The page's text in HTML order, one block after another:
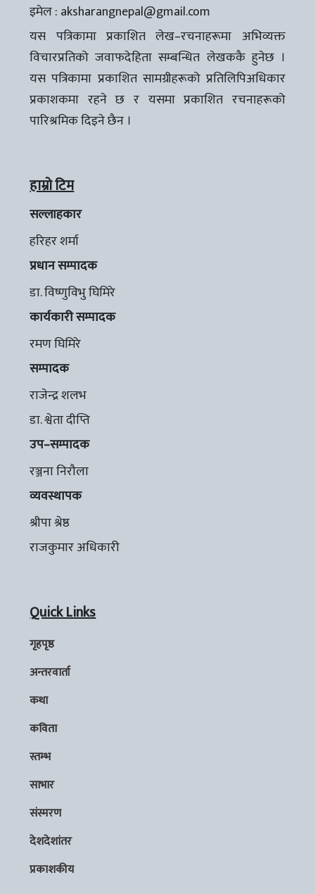
इमेल : aksharangnepal@gmail.com
यस पत्रिकामा प्रकाशित लेख–रचनाहरूमा अभिव्यक्त
विचारप्रतिको जवाफदेहिता सम्बन्धित लेखककै हुनेछ ।
यस पत्रिकामा प्रकाशित सामग्रीहरूको प्रतिलिपिअधिकार
प्रकाशकमा रहने छ र यसमा प्रकाशित रचनाहरूको
पारिश्रमिक दिइने छैन ।
हाम्रो टिम
सल्लाहकार
हरिहर शर्मा
प्रधान सम्पादक
डा. विष्णुविभु घिमिरे
कार्यकारी सम्पादक
रमण घिमिरे
सम्पादक
राजेन्द्र शलभ
डा. श्वेता दीप्ति
उप–सम्पादक
रञ्जना निरौला
व्यवस्थापक
श्रीपा श्रेष्ठ
राजकुमार अधिकारी
Quick Links
गृहपृष्ठ
अन्तरवार्ता
कथा
कविता
स्तम्भ
साभार
संस्मरण
देशदेशांतर
प्रकाशकीय